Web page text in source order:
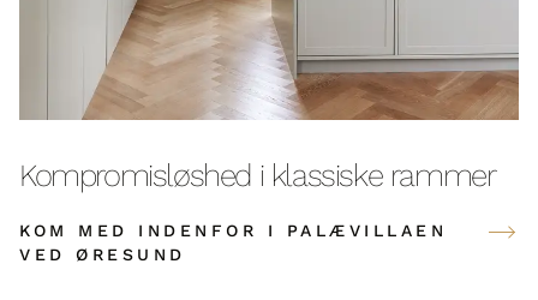
Kompromisløshed i klassiske rammer
KOM MED INDENFOR I PALÆVILLAEN
VED ØRESUND